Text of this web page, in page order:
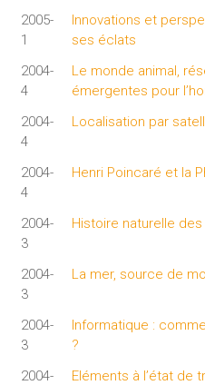
2005-
1
Innovations et
ses éclats
2004-
4
Le monde animal,
émergentes pour
2004-
4
Localisation par
2004-
4
Henri Poincaré et la
2004-
3
Histoire naturelle
2004-
3
La mer, source de
2004-
3
Informatique :
?
2004-
Eléments à l’état de